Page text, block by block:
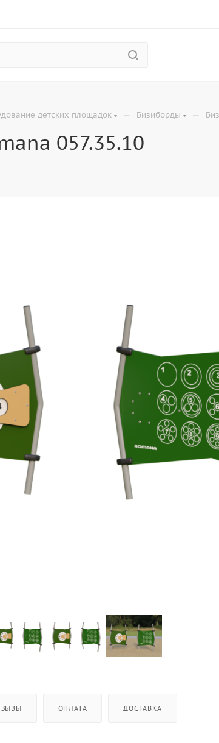
детских площадок — Бизиборды —
057.35.10
ОПЛАТА ДОСТАВКА